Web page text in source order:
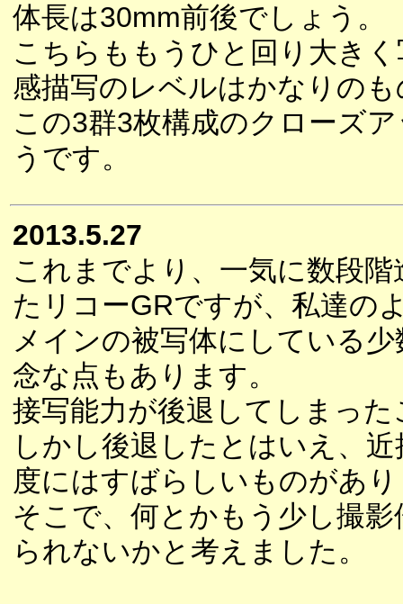
体長は30mm前後でしょう。
こちらももうひと回り大き
感描写のレベルはかなりの
この3群3枚構成のクローズ
うです。
2013.5.27
これまでより、一気に数段階
たリコーGRですが、私達の
メインの被写体にしている
念な点もあります。
接写能力が後退してしまっ
しかし後退したとはいえ、
度にはすばらしいものがあ
そこで、何とかもう少し撮
られないかと考えました。